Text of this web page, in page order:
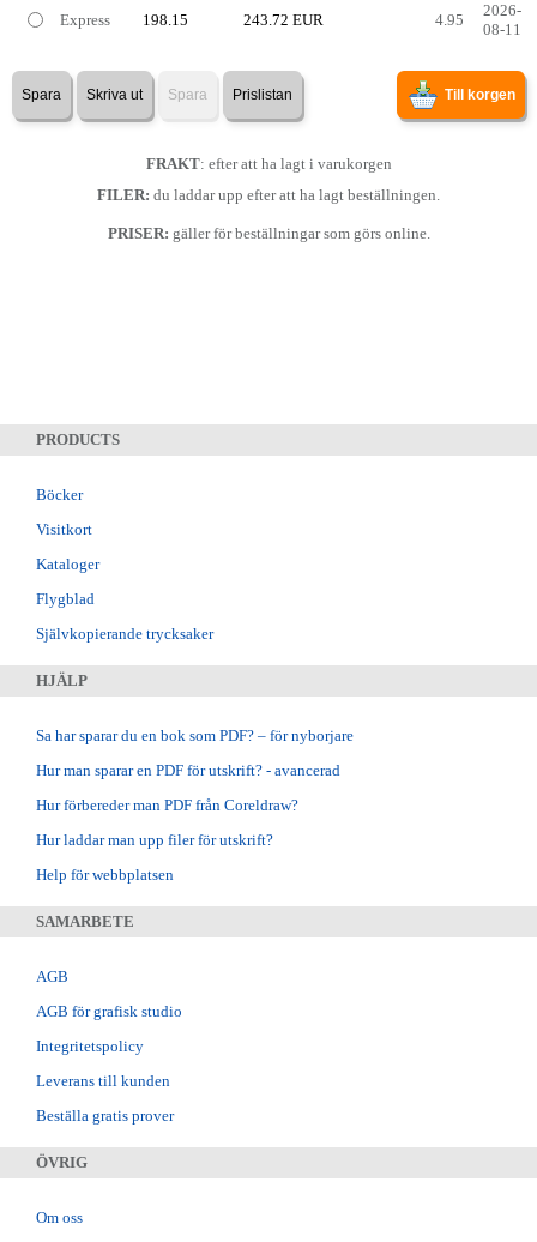
Express 198.15 243.72 EUR 4.95
2026-
08-11
Spara Skriva ut Spara Prislistan Till korgen
FRAKT: efter att ha lagt i varukorgen
FILER: du laddar upp efter att ha lagt beställningen.
PRISER: gäller för beställningar som görs online.
PRODUCTS
Böcker
Visitkort
Kataloger
Flygblad
Självkopierande trycksaker
HJÄLP
Sa har sparar du en bok som PDF? – för nyborjare
Hur man sparar en PDF för utskrift? - avancerad
Hur förbereder man PDF från Coreldraw?
Hur laddar man upp filer för utskrift?
Help för webbplatsen
SAMARBETE
AGB
AGB för grafisk studio
Integritetspolicy
Leverans till kunden
Beställa gratis prover
ÖVRIG
Om oss